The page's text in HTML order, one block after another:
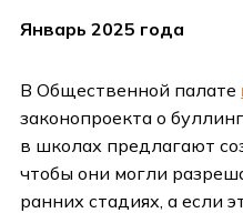
Январь 2025 года
В Общественной палате
законопроекта о
в школах предлагают
чтобы они могли
ранних стадиях, а если